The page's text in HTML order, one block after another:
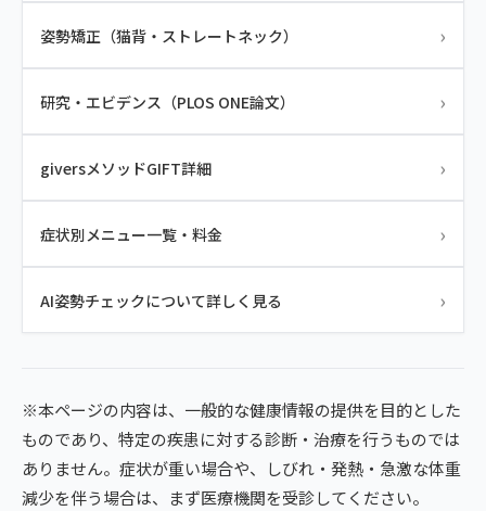
姿勢矯正（猫背・ストレートネック） ›
研究・エビデンス（PLOS ONE論文） ›
giversメソッドGIFT詳細 ›
症状別メニュー一覧・料金 ›
AI姿勢チェックについて詳しく見る ›
※本ページの内容は、一般的な健康情報の提供を目的とした
ものであり、特定の疾患に対する診断・治療を行うものでは
ありません。症状が重い場合や、しびれ・発熱・急激な体重
減少を伴う場合は、まず医療機関を受診してください。